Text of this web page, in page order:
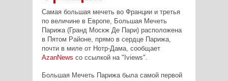
Самая большая мечеть во Франции и третья
по величине в Европе, Большая Мечеть
Парижа (Гранд Москж Де Пари) расположена
в Пятом Районе, прямо в сердце Парижа,
почти в миле от Нотр-Дама, сообщает
AzanNews со ссылкой на "Iviews".
Большая Мечеть Парижа была самой первой